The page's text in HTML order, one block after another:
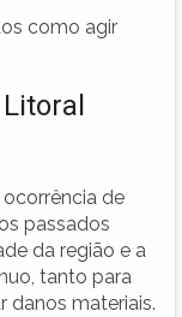
como agir
de
passados
da região e a
tanto para
danos materiais.